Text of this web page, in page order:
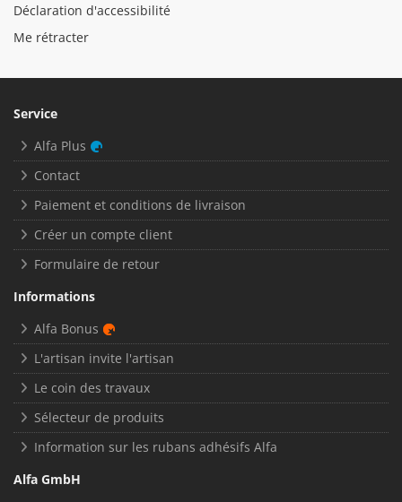
Déclaration d'accessibilité
Me rétracter
Service
Alfa Plus
Contact
Paiement et conditions de livraison
Créer un compte client
Formulaire de retour
Informations
Alfa Bonus
L'artisan invite l'artisan
Le coin des travaux
Sélecteur de produits
Information sur les rubans adhésifs Alfa
Alfa GmbH